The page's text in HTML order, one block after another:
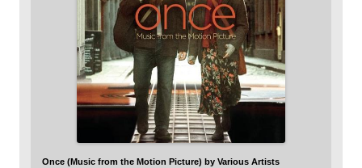
Once (Music from the Motion Picture) by Various Artists